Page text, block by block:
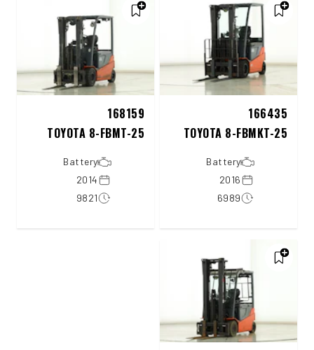
166435
TOYOTA 8-FBMKT-25
Battery
2016
6989
168159
TOYOTA 8-FBMT-25
Battery
2014
9821